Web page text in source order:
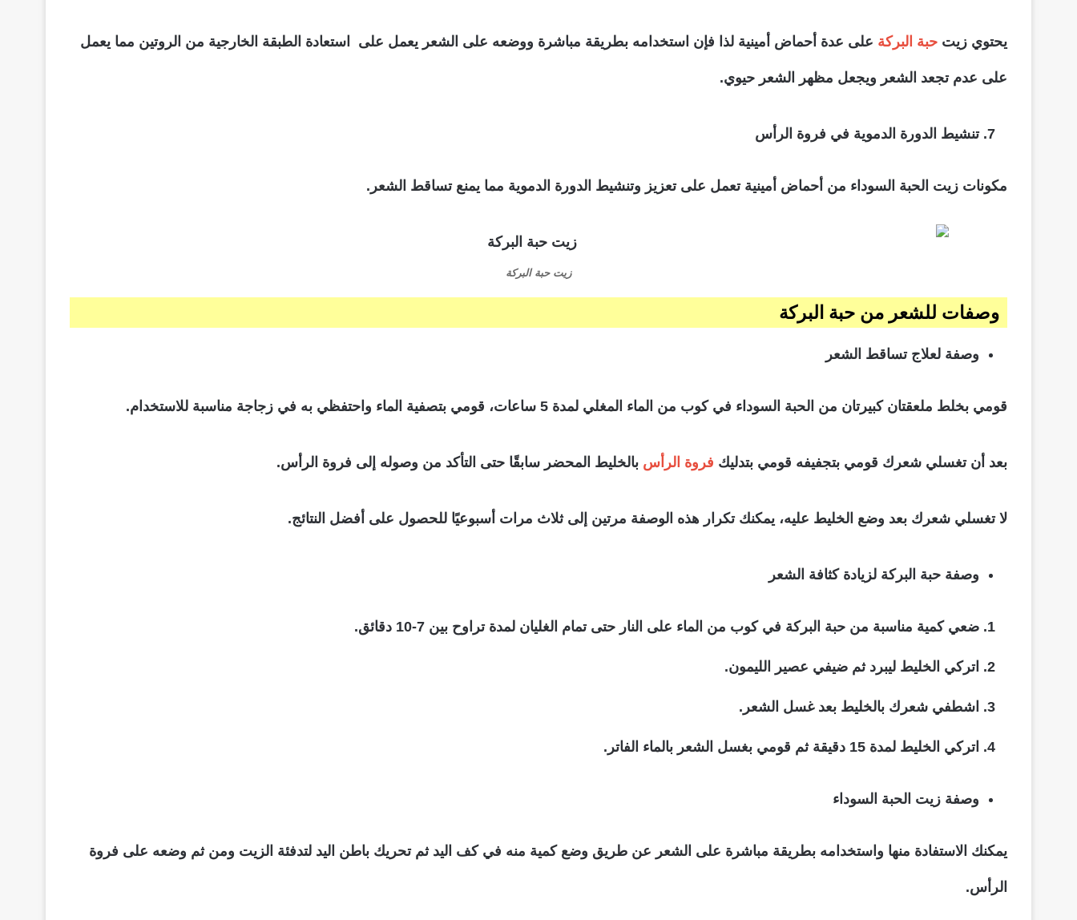
يحتوي زيت حبة البركة على عدة أحماض أمينية لذا فإن استخدامه بطريقة مباشرة ووضعه على الشعر يعمل على استعادة الطبقة الخارجية من الروتين مما يعمل
على عدم تجعد الشعر ويجعل مظهر الشعر حيوي.
تنشيط الدورة الدموية في فروة الرأس
مكونات زيت الحبة السوداء من أحماض أمينية تعمل على تعزيز وتنشيط الدورة الدموية مما يمنع تساقط الشعر.
زيت حبة البركة
وصفات للشعر من حبة البركة
وصفة لعلاج تساقط الشعر
قومي بخلط ملعقتان كبيرتان من الحبة السوداء في كوب من الماء المغلي لمدة 5 ساعات، قومي بتصفية الماء واحتفظي به في زجاجة مناسبة للاستخدام.
بعد أن تغسلي شعرك قومي بتجفيفه قومي بتدليك فروة الرأس بالخليط المحضر سابقًا حتى التأكد من وصوله إلى فروة الرأس.
لا تغسلي شعرك بعد وضع الخليط عليه، يمكنك تكرار هذه الوصفة مرتين إلى ثلاث مرات أسبوعيًا للحصول على أفضل النتائج.
وصفة حبة البركة لزيادة كثافة الشعر
ضعي كمية مناسبة من حبة البركة في كوب من الماء على النار حتى تمام الغليان لمدة تراوح بين 7-10 دقائق.
اتركي الخليط ليبرد ثم ضيفي عصير الليمون.
اشطفي شعرك بالخليط بعد غسل الشعر.
اتركي الخليط لمدة 15 دقيقة ثم قومي بغسل الشعر بالماء الفاتر.
وصفة زيت الحبة السوداء
يمكنك الاستفادة منها واستخدامه بطريقة مباشرة على الشعر عن طريق وضع كمية منه في كف اليد ثم تحريك باطن اليد لتدفئة الزيت ومن ثم وضعه على فروة
الرأس.